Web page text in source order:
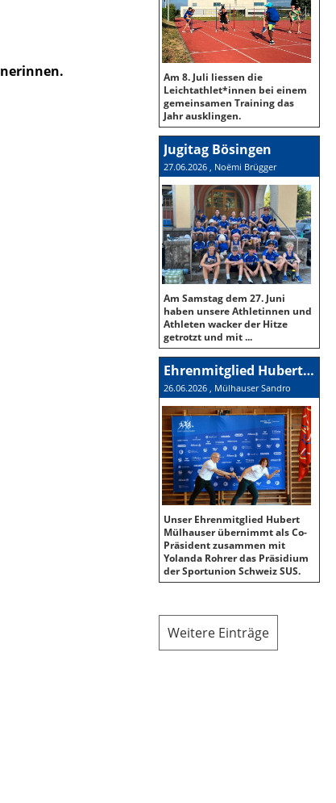
Am 8. Juli liessen die
Leichtathlet*innen bei einem
gemeinsamen Training das
Jahr ausklingen.
Jugitag Bösingen
27.06.2026 , Noëmi Brügger
Am Samstag dem 27. Juni
haben unsere Athletinnen und
Athleten wacker der Hitze
getrotzt und mit ...
Ehrenmitglied Hubert Mülhauser neuer Co-Präsident der SUS
26.06.2026 , Mülhauser Sandro
Unser Ehrenmitglied Hubert
Mülhauser übernimmt als Co-
Präsident zusammen mit
Yolanda Rohrer das Präsidium
der Sportunion Schweiz SUS.
Weitere Einträge